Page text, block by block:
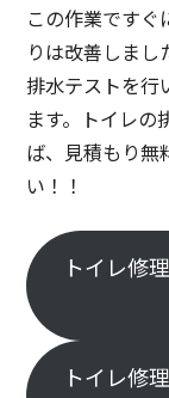
この作業ですぐ
りは改善しま
排水テストを行
ます。トイレ
ば、見積もり無
い！！
トイレ修
トイレ修